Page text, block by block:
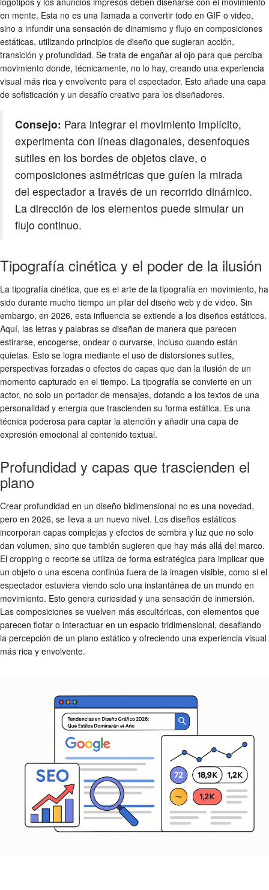
en mente. Esta no es una llamada a convertir todo en GIF o video,
sino a infundir una sensación de dinamismo y flujo en composiciones
estáticas, utilizando principios de diseño que sugieran acción,
transición y profundidad. Se trata de engañar al ojo para que perciba
movimiento donde, técnicamente, no lo hay, creando una experiencia
visual más rica y envolvente para el espectador. Esto añade una capa
de sofisticación y un desafío creativo para los diseñadores.
Consejo: Para integrar el movimiento implícito,
experimenta con líneas diagonales, desenfoques
sutiles en los bordes de objetos clave, o
composiciones asimétricas que guíen la mirada
del espectador a través de un recorrido dinámico.
La dirección de los elementos puede simular un
flujo continuo.
Tipografía cinética y el poder de la ilusión
La tipografía cinética, que es el arte de la tipografía en movimiento, ha
sido durante mucho tiempo un pilar del diseño web y de video. Sin
embargo, en 2026, esta influencia se extiende a los diseños estáticos.
Aquí, las letras y palabras se diseñan de manera que parecen
estirarse, encogerse, ondear o curvarse, incluso cuando están
quietas. Esto se logra mediante el uso de distorsiones sutiles,
perspectivas forzadas o efectos de capas que dan la ilusión de un
momento capturado en el tiempo. La tipografía se convierte en un
actor, no solo un portador de mensajes, dotando a los textos de una
personalidad y energía que trascienden su forma estática. Es una
técnica poderosa para captar la atención y añadir una capa de
expresión emocional al contenido textual.
Profundidad y capas que trascienden el
plano
Crear profundidad en un diseño bidimensional no es una novedad,
pero en 2026, se lleva a un nuevo nivel. Los diseños estáticos
incorporan capas complejas y efectos de sombra y luz que no solo
dan volumen, sino que también sugieren que hay más allá del marco.
El cropping o recorte se utiliza de forma estratégica para implicar que
un objeto o una escena continúa fuera de la imagen visible, como si el
espectador estuviera viendo solo una instantánea de un mundo en
movimiento. Esto genera curiosidad y una sensación de inmersión.
Las composiciones se vuelven más escultóricas, con elementos que
parecen flotar o interactuar en un espacio tridimensional, desafiando
la percepción de un plano estático y ofreciendo una experiencia visual
más rica y envolvente.